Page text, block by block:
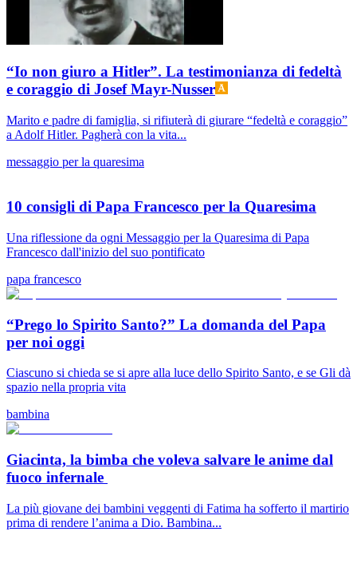
“Io non giuro a Hitler”. La testimonianza di fedeltà
e coraggio di Josef Mayr-Nusser
Marito e padre di famiglia, si rifiuterà di giurare “fedeltà e coraggio”
a Adolf Hitler. Pagherà con la vita...
messaggio per la quaresima
10 consigli di Papa Francesco per la Quaresima
Una riflessione da ogni Messaggio per la Quaresima di Papa
Francesco dall'inizio del suo pontificato
papa francesco
“Prego lo Spirito Santo?” La domanda del Papa
per noi oggi
Ciascuno si chieda se si apre alla luce dello Spirito Santo, e se Gli dà
spazio nella propria vita
bambina
Giacinta, la bimba che voleva salvare le anime dal
fuoco infernale
La più giovane dei bambini veggenti di Fatima ha sofferto il martirio
prima di rendere l’anima a Dio. Bambina...